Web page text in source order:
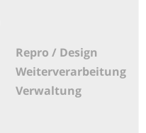
Repro / Design
Weiterverarbeitung
Verwaltung